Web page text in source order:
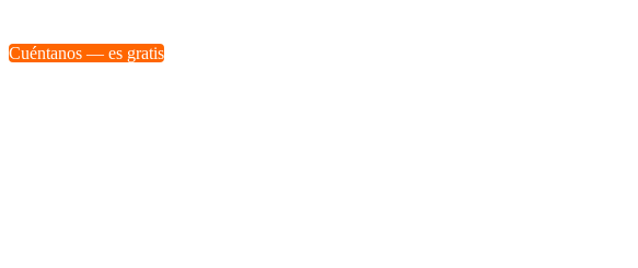
Cuéntanos — es gratis